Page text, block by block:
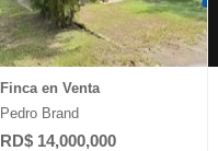
Finca en Venta
Pedro Brand
RD$ 14,000,000